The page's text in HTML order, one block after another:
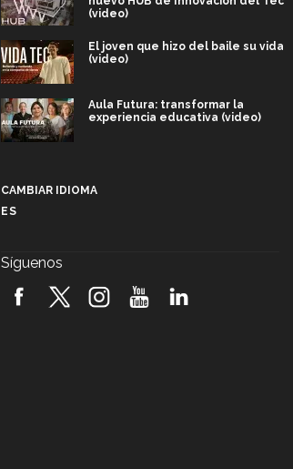
(video)
El joven que hizo del baile su vida
(video)
Aula Futura: transformar la
experiencia educativa (video)
robótica FIRST 2026! (video)
CAMBIAR IDIOMA
ES
Síguenos